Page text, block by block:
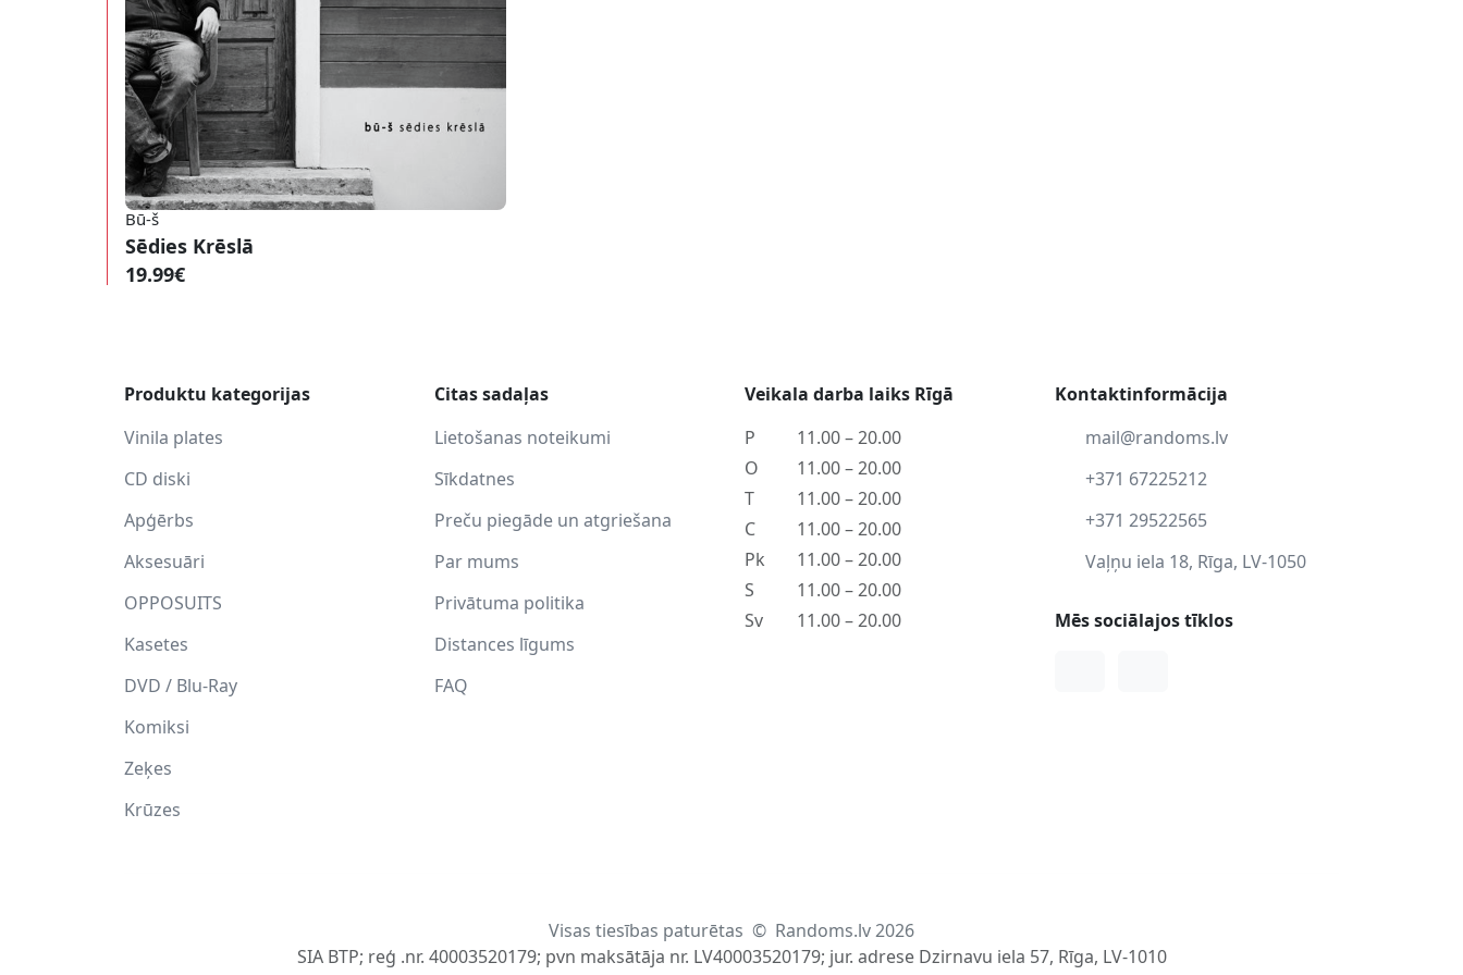
Bū-š
Sēdies Krēslā
19.99€
Produktu kategorijas
Vinila plates
CD diski
Apģērbs
Aksesuāri
OPPOSUITS
Kasetes
DVD / Blu-Ray
Komiksi
Zeķes
Krūzes
Citas sadaļas
Lietošanas noteikumi
Sīkdatnes
Preču piegāde un atgriešana
Par mums
Privātuma politika
Distances līgums
FAQ
Veikala darba laiks Rīgā
P
11.00 – 20.00
O
11.00 – 20.00
T
11.00 – 20.00
C
11.00 – 20.00
Pk
11.00 – 20.00
S
11.00 – 20.00
Sv
11.00 – 20.00
Kontaktinformācija
mail@randoms.lv
+371 67225212
+371 29522565
Vaļņu iela 18, Rīga, LV-1050
Mēs sociālajos tīklos
Visas tiesības paturētas © Randoms.lv 2026
SIA BTP; reģ .nr. 40003520179; pvn maksātāja nr. LV40003520179; jur. adrese Dzirnavu iela 57, Rīga, LV-1010